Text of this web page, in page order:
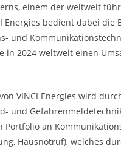
einem der weltweit
Energies bedient dabei die
und
2024 weltweit einen
VINCI Energies wird
und
Portfolio an
Hausnotruf), welches